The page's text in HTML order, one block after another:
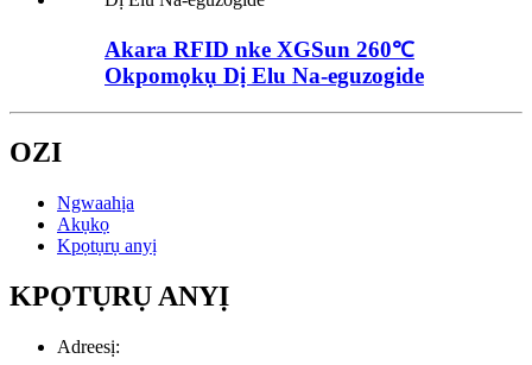
Akara RFID nke XGSun 260℃
Okpomọkụ Dị Elu Na-eguzogide
OZI
Ngwaahịa
Akụkọ
Kpọtụrụ anyị
KPỌTỤRỤ ANYỊ
Adreesị: